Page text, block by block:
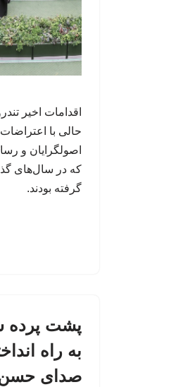
اقدامات اخیر
حالی با
اصولگرایان و
که در سال‌های
گرفته بودند.
پشت پرده
به راه
صدای حسن